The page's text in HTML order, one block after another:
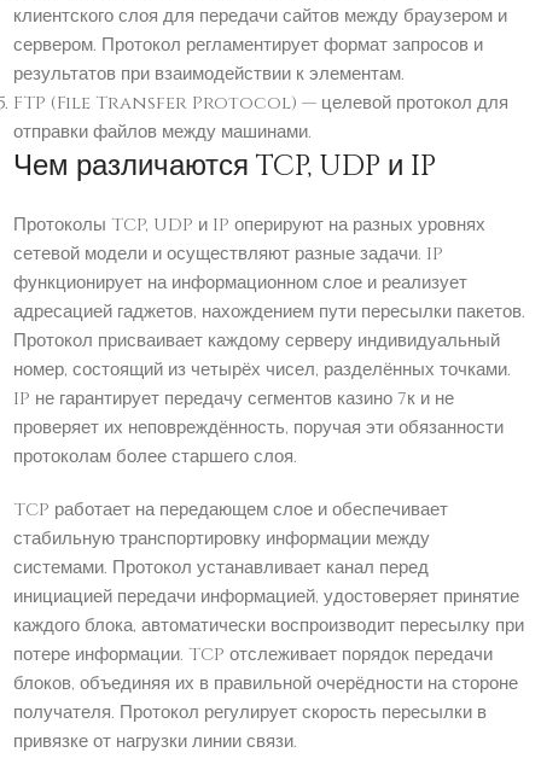
клиентского слоя для передачи сайтов между браузером и
сервером. Протокол регламентирует формат запросов и
результатов при взаимодействии к элементам.
FTP (File Transfer Protocol) — целевой протокол для
отправки файлов между машинами.
Чем различаются TCP, UDP и IP
Протоколы TCP, UDP и IP оперируют на разных уровнях
сетевой модели и осуществляют разные задачи. IP
функционирует на информационном слое и реализует
адресацией гаджетов, нахождением пути пересылки пакетов.
Протокол присваивает каждому серверу индивидуальный
номер, состоящий из четырёх чисел, разделённых точками.
IP не гарантирует передачу сегментов казино 7к и не
проверяет их неповреждённость, поручая эти обязанности
протоколам более старшего слоя.
TCP работает на передающем слое и обеспечивает
стабильную транспортировку информации между
системами. Протокол устанавливает канал перед
инициацией передачи информацией, удостоверяет принятие
каждого блока, автоматически воспроизводит пересылку при
потере информации. TCP отслеживает порядок передачи
блоков, объединяя их в правильной очерёдности на стороне
получателя. Протокол регулирует скорость пересылки в
привязке от нагрузки линии связи.